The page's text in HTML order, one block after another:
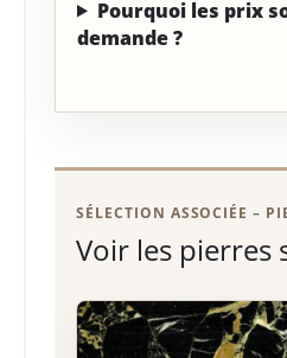
Pourquoi les prix
demande ?
SÉLECTION ASSOCIÉE –
Voir les pierres